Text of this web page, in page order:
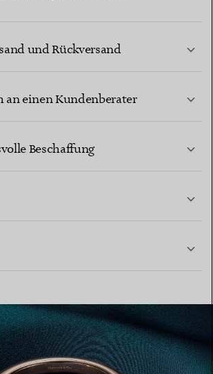
und Rückversand
an einen Kundenberater
Beschaffung
NÄHE FINDEN